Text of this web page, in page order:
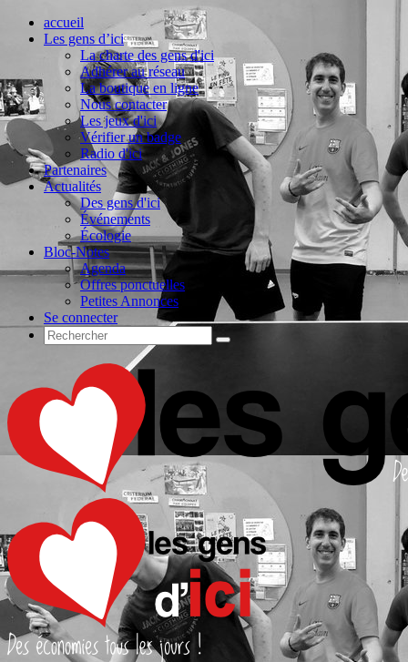
accueil
Les gens d’ici
La charte des gens d'ici
Adhérer au réseau
La boutique en ligne
Nous contacter
Les jeux d'ici
Vérifier un badge
Radio d'ici
Partenaires
Actualités
Des gens d'ici
Événements
Écologie
Bloc-Notes
Agenda
Offres ponctuelles
Petites Annonces
Se connecter